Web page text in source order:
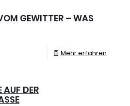
GEWITTER – WAS
Mehr erfahren
AUF DER